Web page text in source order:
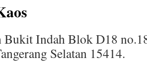
Bukit Indah Blok D18
Selatan 15414.